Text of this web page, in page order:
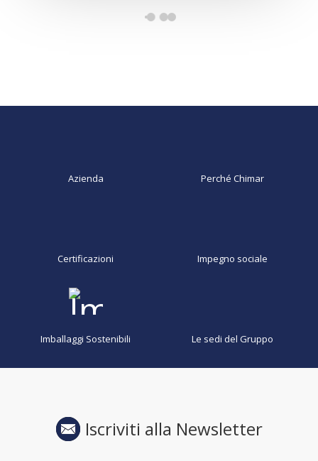
Azienda Perché Chimar
Certificazioni Impegno sociale
Imballaggi Sostenibili Le sedi del Gruppo
Iscriviti alla Newsletter